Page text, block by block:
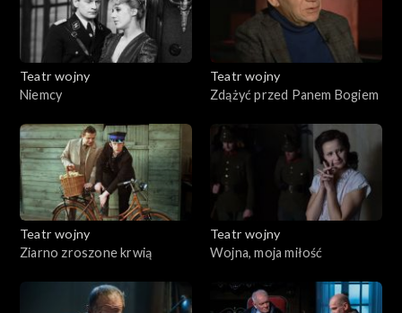
Teatr wojny
Niemcy
Teatr wojny
Zdążyć przed Panem Bogiem
Teatr wojny
Ziarno zroszone krwią
Teatr wojny
Wojna, moja miłość